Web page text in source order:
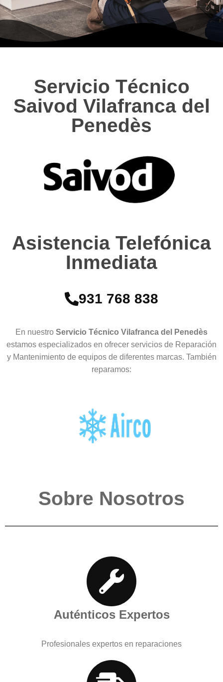
Servicio Técnico
Saivod Vilafranca del
Penedès
Asistencia Telefónica
Inmediata
931 768 838
En nuestro Servicio Técnico Vilafranca del Penedès
estamos especializados en ofrecer servicios de Reparación
y Mantenimiento de equipos de diferentes marcas. También
reparamos:
Sobre Nosotros
Auténticos Expertos
Profesionales expertos en reparaciones